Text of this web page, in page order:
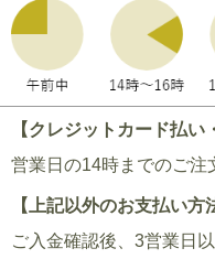
【クレジットカード払い
営業日の14時までのご注
【上記以外のお支払い方
ご入金確認後、3営業日